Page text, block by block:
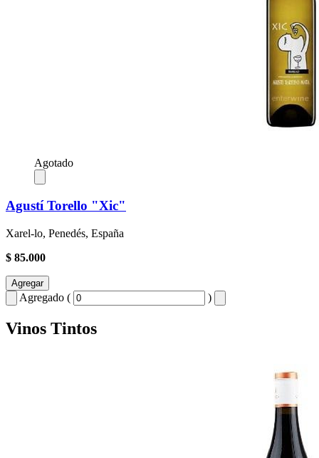
Agotado
Agustí Torello "Xic"
Xarel-lo, Penedés, España
$ 85.000
Agregar
Agregado ( )
Vinos Tintos